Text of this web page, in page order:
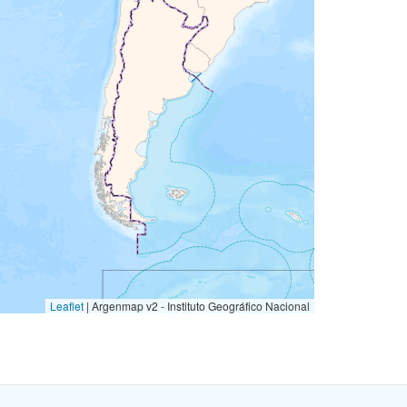
Leaflet | Argenmap v2 - Instituto Geográfico Nacional